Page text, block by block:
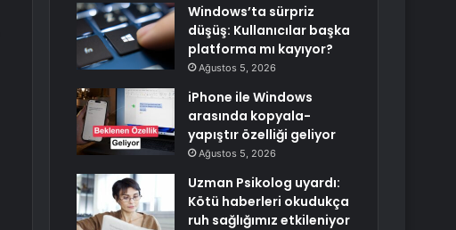
Windows’ta sürpriz
düşüş: Kullanıcılar başka
platforma mı kayıyor?
Ağustos 5, 2026
iPhone ile Windows
arasında kopyala-
yapıştır özelliği geliyor
Ağustos 5, 2026
Uzman Psikolog uyardı:
Kötü haberleri okudukça
ruh sağlığımız etkileniyor